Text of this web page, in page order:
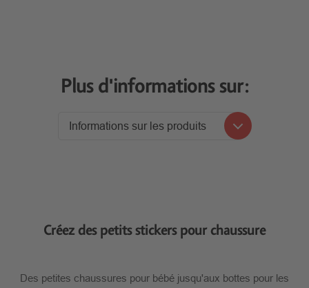
Plus d'informations sur:
Informations sur les produits
Créez des petits stickers pour chaussure
Des petites chaussures pour bébé jusqu'aux bottes pour les